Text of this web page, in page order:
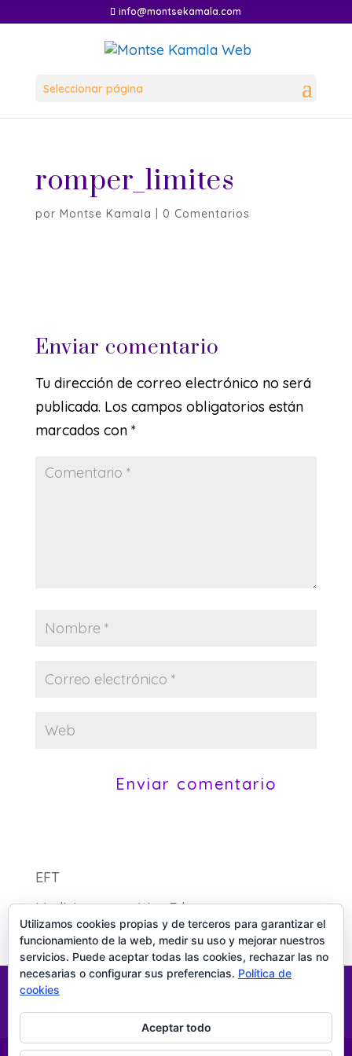
info@montsekamala.com
Seleccionar página
romper_limites
por Montse Kamala 0 Comentarios
Enviar comentario
Tu dirección de correo electrónico no será
publicada. Los campos obligatorios están
marcados con *
e
n
a
t
EFT
Medicina energética Eden
¡Colabora con Kamala!
Politica de Cookies
Utilizamos cookies propias y de terceros para garantizar el
funcionamiento de la web, medir su uso y mejorar nuestros
servicios. Puede aceptar todas las cookies, rechazar las no
necesarias o configurar sus preferencias. Política de
cookies
Aceptar todo